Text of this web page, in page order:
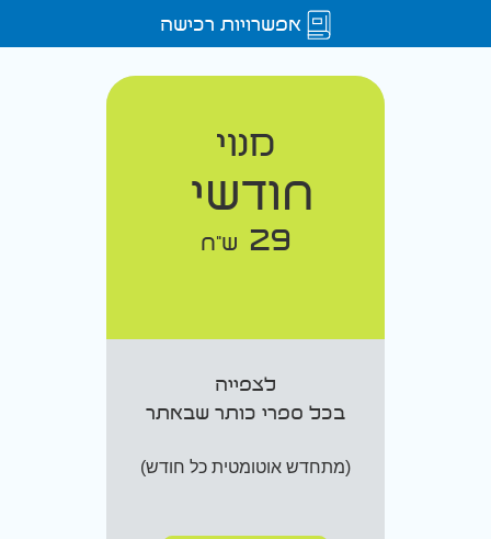
אפשרויות רכישה
מנוי
חודשי
29 ש"ח
לצפייה
בכל ספרי כותר שבאתר
(מתחדש אוטומטית כל חודש)